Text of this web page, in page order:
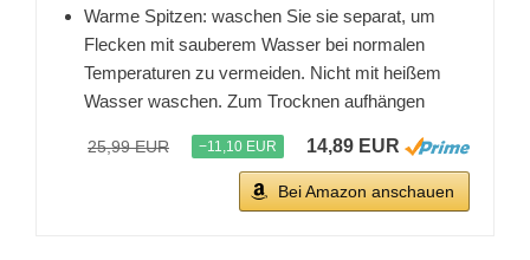
Warme Spitzen: waschen Sie sie separat, um
Flecken mit sauberem Wasser bei normalen
Temperaturen zu vermeiden. Nicht mit heißem
Wasser waschen. Zum Trocknen aufhängen
25,99 EUR −11,10 EUR 14,89 EUR
Bei Amazon anschauen